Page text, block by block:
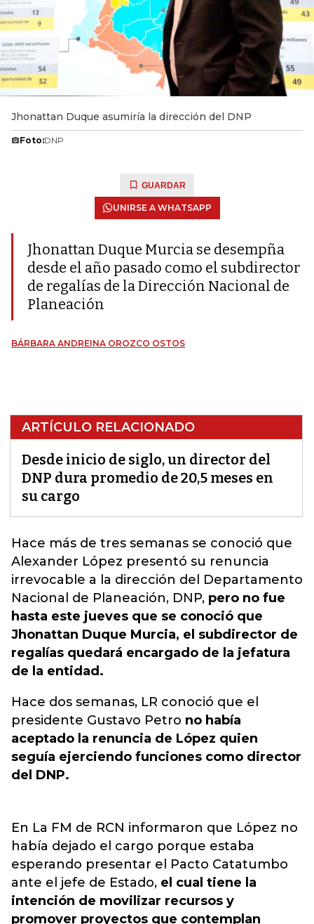
Jhonattan Duque asumiría la dirección del DNP
Foto:DNP
GUARDAR
UNIRSE A WHATSAPP
Jhonattan Duque Murcia se desempña
desde el año pasado como el subdirector
de regalías de la Dirección Nacional de
Planeación
BÁRBARA ANDREINA OROZCO OSTOS
ARTÍCULO RELACIONADO
Desde inicio de siglo, un director del
DNP dura promedio de 20,5 meses en
su cargo
Hace más de tres semanas se conoció que
Alexander López presentó su renuncia
irrevocable a la dirección del Departamento
Nacional de Planeación, DNP, pero no fue
hasta este jueves que se conoció que
Jhonattan Duque Murcia, el subdirector de
regalías quedará encargado de la jefatura
de la entidad.
Hace dos semanas, LR conoció que el
presidente Gustavo Petro no había
aceptado la renuncia de López quien
seguía ejerciendo funciones como director
del DNP.
En La FM de RCN informaron que López no
había dejado el cargo porque estaba
esperando presentar el Pacto Catatumbo
ante el jefe de Estado, el cual tiene la
intención de movilizar recursos y
promover proyectos que contemplan